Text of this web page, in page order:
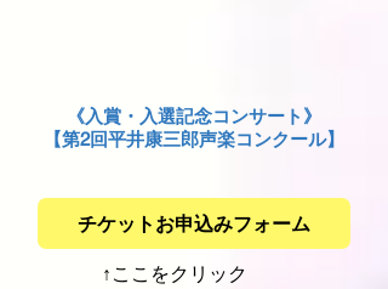
《入賞・入選記念コンサート》
​【第2回平井康三郎声楽コンクール】
チケットお申込みフォーム
↑​ここをクリック